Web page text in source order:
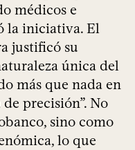
médicos e
la iniciativa. El
justificó su
única del
más que nada en
precisión”. No
sino como
lo que